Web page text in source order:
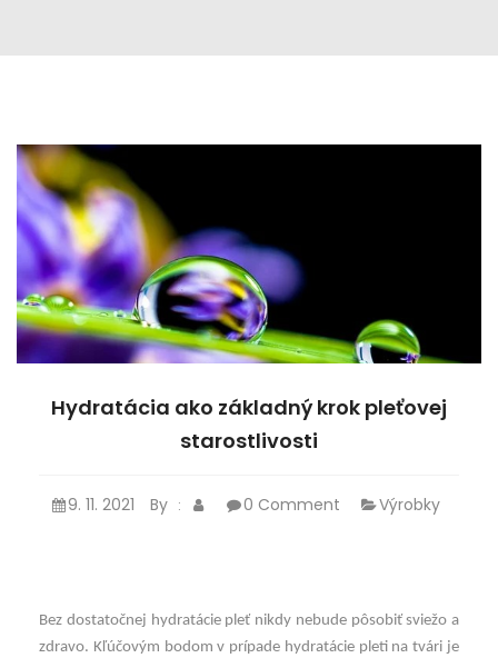
Hydratácia ako základný krok pleťovej
starostlivosti
9. 11. 2021 By : 0 Comment Výrobky
Bez dostatočnej hydratácie pleť nikdy nebude pôsobiť sviežo a
zdravo. Kľúčovým bodom v prípade hydratácie pleti na tvári je